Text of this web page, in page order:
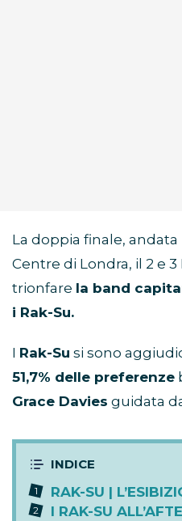
La doppia finale, andata
Centre di Londra, il 2 e
trionfare la band
i Rak-Su.
I Rak-Su si sono
51,7% delle preferenze
Grace Davies guidata
RAK-SU |
I RAK-SU